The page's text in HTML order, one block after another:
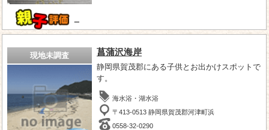
－
現地未調査 菖蒲沢海岸
静岡県賀茂郡にある子供とお出かけスポットで
す。
海水浴・湖水浴
〒413-0513 静岡県賀茂郡河津町浜
0558-32-0290